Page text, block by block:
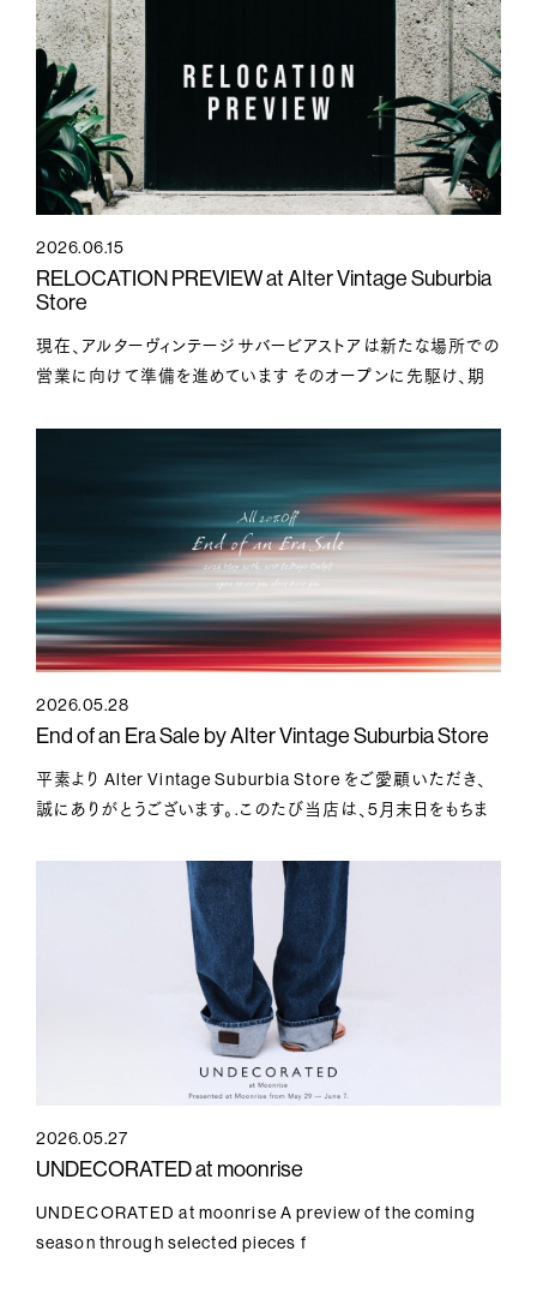
2026.06.15
RELOCATION PREVIEW at Alter Vintage Suburbia
Store
現在、アルターヴィンテージサバービアストアは新たな場所での
営業に向けて準備を進めています そのオープンに先駆け、期
2026.05.28
End of an Era Sale by Alter Vintage Suburbia Store
平素より Alter Vintage Suburbia Store をご愛顧いただき、
誠にありがとうございます。.このたび当店は、5月末日をもちま
2026.05.27
UNDECORATED at moonrise
UNDECORATED at moonrise A preview of the coming
season through selected pieces f